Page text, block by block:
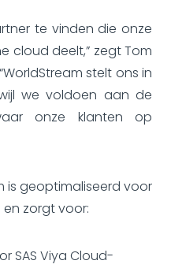
te vinden die onze
cloud deelt,” zegt Tom
stelt ons in
we voldoen aan de
onze klanten op
geoptimaliseerd voor
zorgt voor:
SAS Viya Cloud-